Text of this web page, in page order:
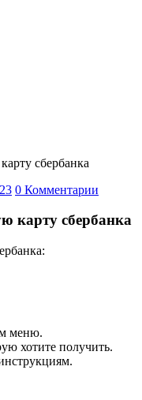
сбербанка
0 Комментарии
карту сбербанка
меню.
хотите получить.